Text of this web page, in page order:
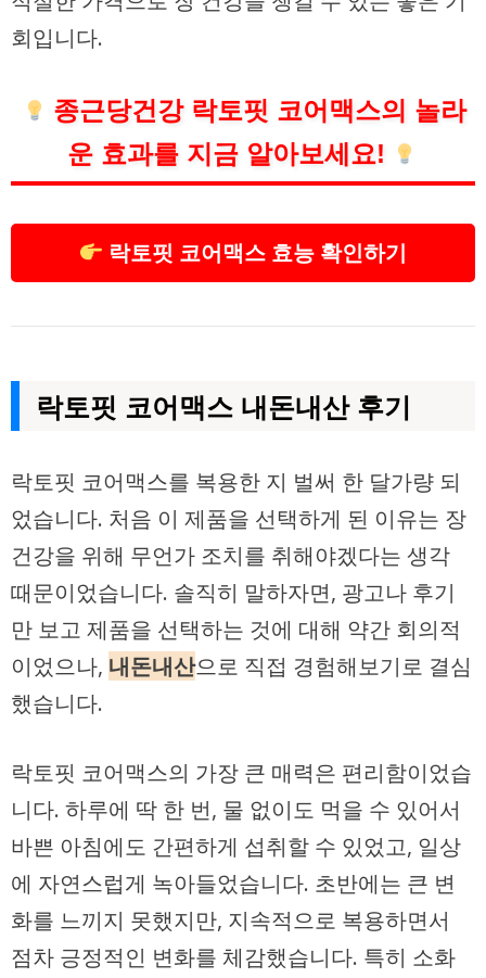
회입니다.
종근당건강 락토핏 코어맥스의 놀라
운 효과를 지금 알아보세요!
락토핏 코어맥스 효능 확인하기
락토핏 코어맥스 내돈내산 후기
락토핏 코어맥스를 복용한 지 벌써 한 달가량 되
었습니다. 처음 이 제품을 선택하게 된 이유는 장
건강을 위해 무언가 조치를 취해야겠다는 생각
때문이었습니다. 솔직히 말하자면, 광고나 후기
만 보고 제품을 선택하는 것에 대해 약간 회의적
이었으나, 내돈내산으로 직접 경험해보기로 결심
했습니다.
락토핏 코어맥스의 가장 큰 매력은 편리함이었습
니다. 하루에 딱 한 번, 물 없이도 먹을 수 있어서
바쁜 아침에도 간편하게 섭취할 수 있었고, 일상
에 자연스럽게 녹아들었습니다. 초반에는 큰 변
화를 느끼지 못했지만, 지속적으로 복용하면서
점차 긍정적인 변화를 체감했습니다. 특히 소화